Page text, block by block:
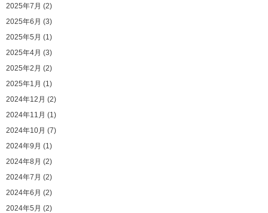
2025年7月 (2)
2025年6月 (3)
2025年5月 (1)
2025年4月 (3)
2025年2月 (2)
2025年1月 (1)
2024年12月 (2)
2024年11月 (1)
2024年10月 (7)
2024年9月 (1)
2024年8月 (2)
2024年7月 (2)
2024年6月 (2)
2024年5月 (2)